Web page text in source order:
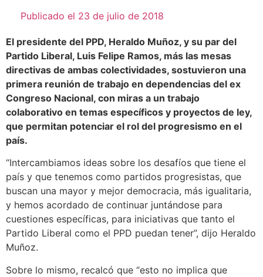
Publicado el 23 de julio de 2018
El presidente del PPD, Heraldo Muñoz, y su par del
Partido Liberal, Luis Felipe Ramos, más las mesas
directivas de ambas colectividades, sostuvieron una
primera reunión de trabajo en dependencias del ex
Congreso Nacional, con miras a un trabajo
colaborativo en temas específicos y proyectos de ley,
que permitan potenciar el rol del progresismo en el
país.
“Intercambiamos ideas sobre los desafíos que tiene el
país y que tenemos como partidos progresistas, que
buscan una mayor y mejor democracia, más igualitaria,
y hemos acordado de continuar juntándose para
cuestiones específicas, para iniciativas que tanto el
Partido Liberal como el PPD puedan tener”, dijo Heraldo
Muñoz.
Sobre lo mismo, recalcó que “esto no implica que